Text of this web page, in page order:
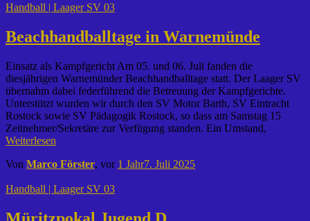
Handball | Laager SV 03
Beachhandballtage in Warnemünde
Einsatz als Kampfgericht Am 05. und 06. Juli fanden die
diesjährigen Warnemünder Beachhandballtage statt. Der Laager SV
übernahm dabei federführend die Betreuung der Kampfgerichte.
Unterstützt wurden wir durch den SV Motor Barth, SV Eintracht
Rostock sowie SV Pädagogik Rostock, so dass am Samstag 15
Zeitnehmer/Sekretäre zur Verfügung standen. Ein Umstand,
Weiterlesen
Von Marco Förster, vor 1 Jahr7. Juli 2025
Handball | Laager SV 03